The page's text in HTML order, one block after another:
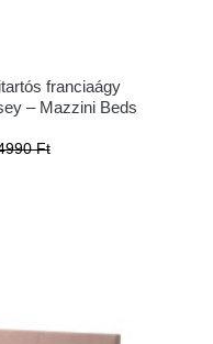
franciaágy
– Mazzini Beds
Ft